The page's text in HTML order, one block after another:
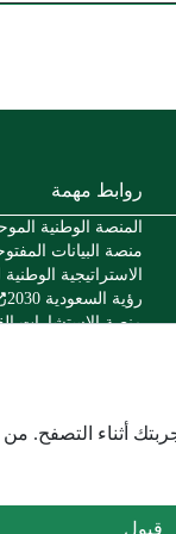
أثناء التصفح.
قبول
روابط مهمة
المنصة الوطنية
منصة البيانات
الاستراتيجية
رؤية السعودية 2030
منصة الاستشارات
المركز الوطني